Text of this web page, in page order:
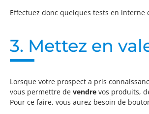
Effectuez donc quelques tests en
3. Mettez en
Lorsque votre prospect a pris
vous permettre de vendre vos produits,
Pour ce faire, vous aurez besoin de